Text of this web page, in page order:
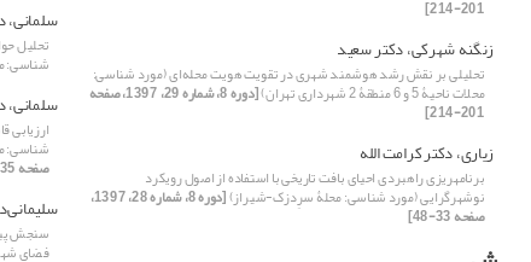
201-214]
زنگنه شهرکی، دکتر سعید
تحلیلی بر نقش رشد هوشمند شهری در تقویت هویت محله‌‌‌ای (مورد شناسی:
محلات ناحیۀ 5 و 6 منطقۀ 2 شهرداری تهران) [دوره 8، شماره 29، 1397، صفحه
201-214]
زیاری، دکتر کرامت الله
برنامهریزی راهبردی احیای بافت تاریخی با استفاده از اصول رویکرد
نوشهرگرایی (مورد شناسی: محلۀ سرِدزک-شیراز) [دوره 8، شماره 28، 1397،
صفحه 33-48]
سلمانی،
تحلیل
شناسی:
سلمانی،
شناسی:
صفحه 235-256]
سنجش
فضای